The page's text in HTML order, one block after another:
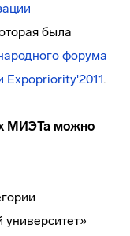
была
форума
Expopriority'2011.
МИЭТа можно